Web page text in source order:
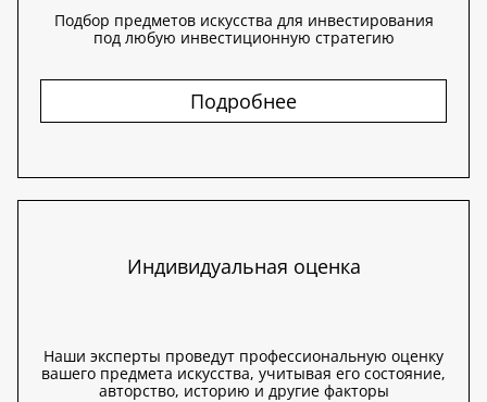
Подбор предметов искусства для инвестирования
под любую инвестиционную стратегию
Подробнее
Индивидуальная оценка
Наши эксперты проведут профессиональную оценку
вашего предмета искусства, учитывая его состояние,
авторство, историю и другие факторы